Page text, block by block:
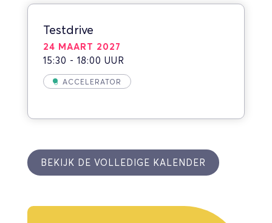
Testdrive
24 MAART 2027
15:30 - 18:00 UUR
ACCELERATOR
BEKIJK DE VOLLEDIGE KALENDER